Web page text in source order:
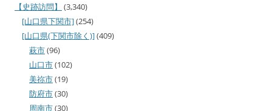
【史跡訪問】
(3,340)
[山口県下関市](254)
[山口県(下関市除く)](409)
萩市(96)
山口市(102)
美祢市(19)
防府市(30)
周南市(30)